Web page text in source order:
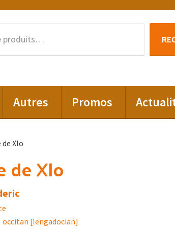
Autres Promos
Xlo
de Xlo
occitan [lengadocian]